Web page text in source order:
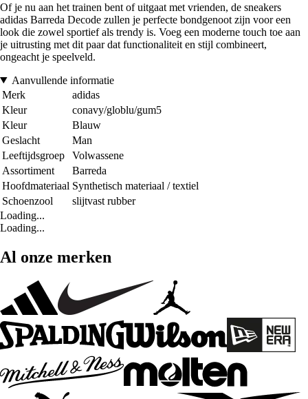
Of je nu aan het trainen bent of uitgaat met vrienden, de sneakers
adidas Barreda Decode zullen je perfecte bondgenoot zijn voor een
look die zowel sportief als trendy is. Voeg een moderne touch toe aan
je uitrusting met dit paar dat functionaliteit en stijl combineert,
ongeacht je speelveld.
Aanvullende informatie
Merk
adidas
Kleur
conavy/globlu/gum5
Kleur
Blauw
Geslacht
Man
Leeftijdsgroep
Volwassene
Assortiment
Barreda
Hoofdmateriaal Synthetisch materiaal / textiel
Schoenzool
slijtvast rubber
Loading...
Loading...
Al onze merken